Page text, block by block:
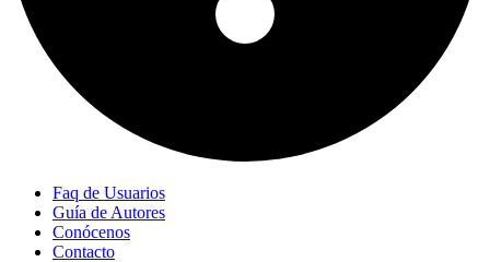
Faq de Usuarios
Guía de Autores
Conócenos
Contacto